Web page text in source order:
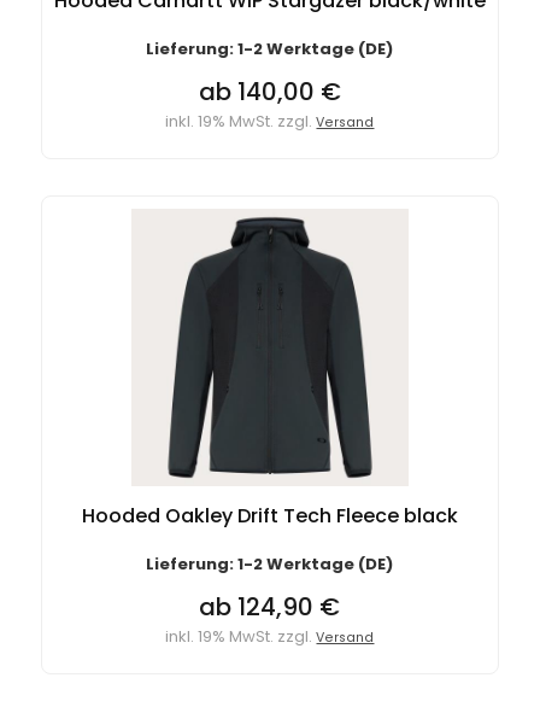
Lieferung: 1-2 Werktage (DE)
ab 140,00 €
inkl. 19% MwSt. zzgl.Versand
Hooded Oakley Drift Tech Fleece black
Lieferung: 1-2 Werktage (DE)
ab 124,90 €
inkl. 19% MwSt. zzgl.Versand